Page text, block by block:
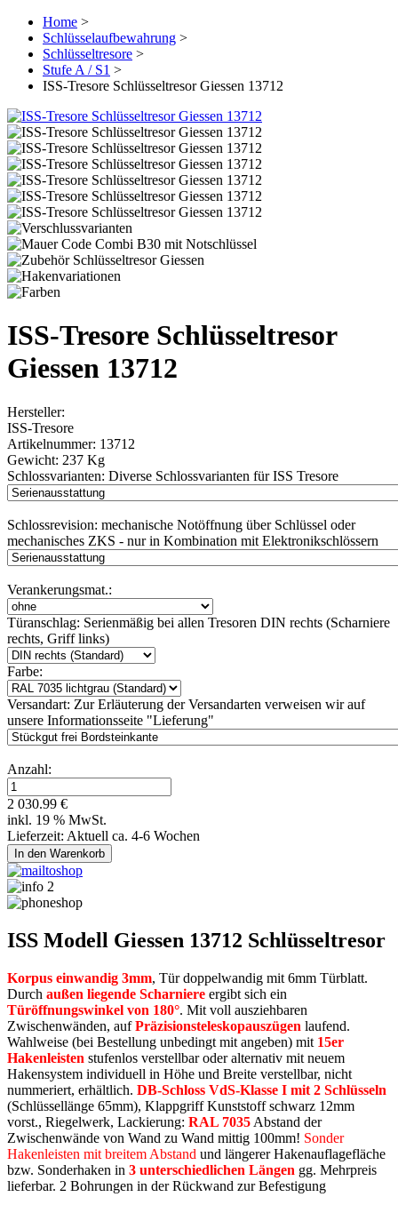
Home >
Schlüsselaufbewahrung >
Schlüsseltresore >
Stufe A / S1 >
ISS-Tresore Schlüsseltresor Giessen 13712
ISS-Tresore Schlüsseltresor
Giessen 13712
Hersteller:
ISS-Tresore
Artikelnummer: 13712
Gewicht: 237 Kg
Schlossvarianten: Diverse Schlossvarianten für ISS Tresore
Schlossrevision: mechanische Notöffnung über Schlüssel oder
mechanisches ZKS - nur in Kombination mit Elektronikschlössern
Verankerungsmat.:
Türanschlag: Serienmäßig bei allen Tresoren DIN rechts (Scharniere
rechts, Griff links)
Farbe:
Versandart: Zur Erläuterung der Versandarten verweisen wir auf
unsere Informationsseite "Lieferung"
Anzahl:
2 030.99 €
inkl. 19 % MwSt.
Lieferzeit: Aktuell ca. 4-6 Wochen
ISS Modell Giessen 13712 Schlüsseltresor
Korpus einwandig 3mm, Tür doppelwandig mit 6mm Türblatt.
Durch außen liegende Scharniere ergibt sich ein
Türöffnungswinkel von 180°. Mit voll ausziehbaren
Zwischenwänden, aufPräzisionsteleskopauszügen laufend.
Wahlweise (bei Bestellung unbedingt mit angeben) mit 15er
Hakenleisten stufenlos verstellbar oder alternativ mit neuem
Hakensystem individuell in Höhe und Breite verstellbar, nicht
nummeriert, erhältlich. DB-Schloss VdS-Klasse I mit 2 Schlüsseln
(Schlüssellänge 65mm), Klappgriff Kunststoff schwarz 12mm
vorst., Riegelwerk, Lackierung: RAL 7035 Abstand der
Zwischenwände von Wand zu Wand mittig 100mm! Sonder
Hakenleisten mit breitem Abstand und längerer Hakenauflagefläche
bzw. Sonderhaken in 3 unterschiedlichen Längen gg. Mehrpreis
lieferbar. 2 Bohrungen in der Rückwand zur Befestigung